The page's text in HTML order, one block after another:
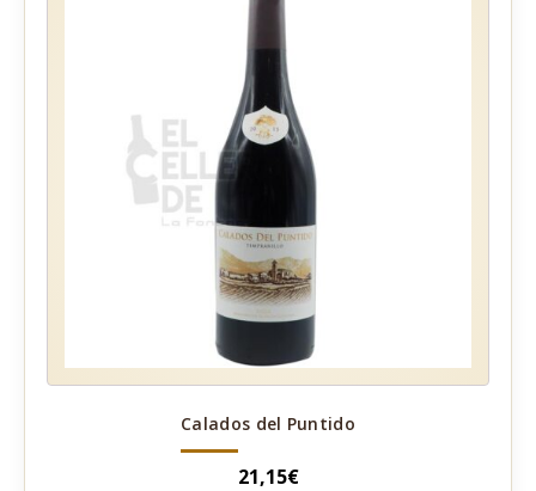
Calados del Puntido
21,15€